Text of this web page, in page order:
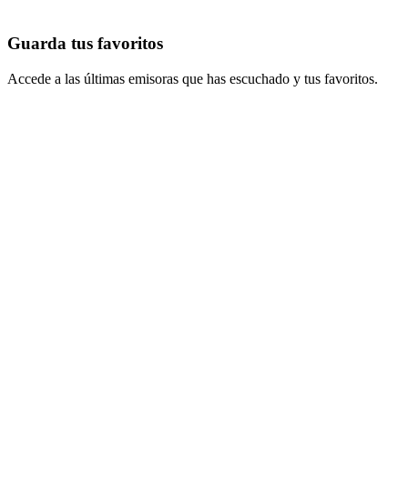
Guarda tus favoritos
Accede a las últimas emisoras que has escuchado y tus favoritos.